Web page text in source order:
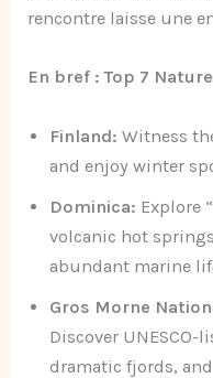
rencontre laisse une
En bref : Top 7
Finland: Witness
and enjoy winter
Dominica: Explore
volcanic hot
abundant marine
Gros Morne
Discover
dramatic fjords,